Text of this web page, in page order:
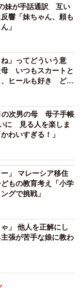
妹が手話通訳 互い
響「妹ちゃん、頼も
」
ね」ってどういう意
いつもスカートと
、ヒールも好き どの
の次男の母 母子手帳
に 見る人を楽しま
わいすぎる！」
ー」 マレーシア移住
もの教育考え「小学
グで挑戦」
」 他人を正解にし
張が苦手な娘に教わ